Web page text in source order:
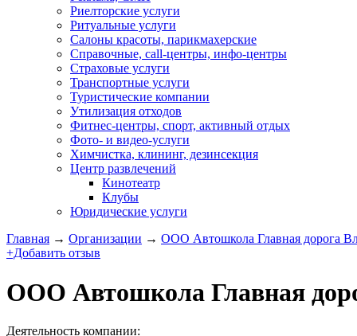
Риелторские услуги
Ритуальные услуги
Салоны красоты, парикмахерские
Справочные, call-центры, инфо-центры
Страховые услуги
Транспортные услуги
Туристические компании
Утилизация отходов
Фитнес-центры, спорт, активный отдых
Фото- и видео-услуги
Химчистка, клининг, дезинсекция
Центр развлечений
Кинотеатр
Клубы
Юридические услуги
Главная → Организации → ООО Автошкола Главная дорога
+Добавить отзыв
ООО Автошкола Главная
Деятельность компании: